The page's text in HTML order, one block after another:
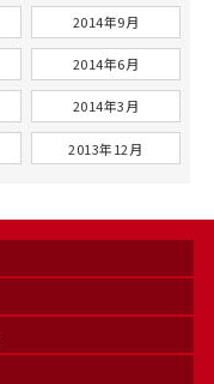
2014年9月
2014年6月
2014年3月
2013年12月